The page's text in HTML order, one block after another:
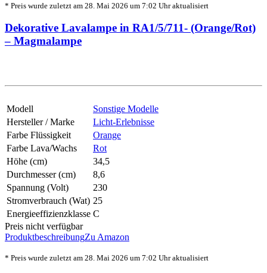
* Preis wurde zuletzt am 28. Mai 2026 um 7:02 Uhr aktualisiert
Dekorative Lavalampe in RA1/5/711- (Orange/Rot)
– Magmalampe
Modell
Sonstige Modelle
Hersteller / Marke
Licht-Erlebnisse
Farbe Flüssigkeit
Orange
Farbe Lava/Wachs
Rot
Höhe (cm)
34,5
Durchmesser (cm)
8,6
Spannung (Volt)
230
Stromverbrauch (Wat) 25
Energieeffizienzklasse C
Preis nicht verfügbar
ProduktbeschreibungZu Amazon
* Preis wurde zuletzt am 28. Mai 2026 um 7:02 Uhr aktualisiert